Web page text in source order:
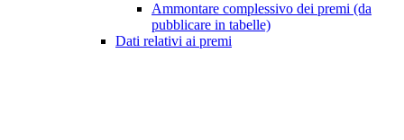
Ammontare complessivo dei premi (da
pubblicare in tabelle)
Dati relativi ai premi